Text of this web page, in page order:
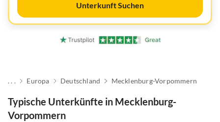
Unterkunft Suchen
. . . Europa Deutschland Mecklenburg-Vorpommern
Typische Unterkünfte in Mecklenburg-
Vorpommern